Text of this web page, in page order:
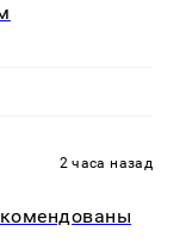
2 часа назад